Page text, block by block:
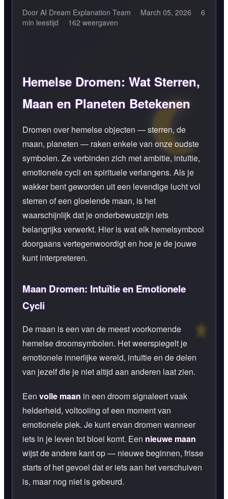
Door AI Dream Explanation Team March 05, 2026
6
min leestijd
162 weergaven
Hemelse Dromen: Wat Sterren,
Maan en Planeten Betekenen
Dromen over hemelse objecten — sterren, de
maan, planeten — raken enkele van onze oudste
symbolen. Ze verbinden zich met ambitie, intuïtie,
emotionele cycli en spirituele verlangens. Als je
wakker bent geworden uit een levendige lucht vol
sterren of een gloeiende maan, is het
waarschijnlijk dat je onderbewustzijn iets
belangrijks verwerkt. Hier is wat elk hemelsymbool
doorgaans vertegenwoordigt en hoe je de jouwe
kunt interpreteren.
Maan Dromen: Intuïtie en Emotionele
Cycli
De maan is een van de meest voorkomende
hemelse droomsymbolen. Het weerspiegelt je
emotionele innerlijke wereld, intuïtie en de delen
van jezelf die je niet altijd aan anderen laat zien.
Een volle maan in een droom signaleert vaak
helderheid, voltooiing of een moment van
emotionele piek. Je kunt ervan dromen wanneer
iets in je leven tot bloei komt. Een nieuwe maan
wijst de andere kant op — nieuwe beginnen, frisse
starts of het gevoel dat er iets aan het verschuiven
is, maar nog niet is gebeurd.